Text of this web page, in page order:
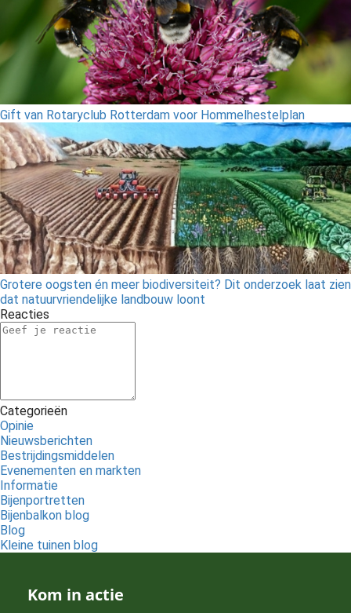
Gift van Rotaryclub Rotterdam voor Hommelhestelplan
Grotere oogsten én meer biodiversiteit? Dit onderzoek laat zien
dat natuurvriendelijke landbouw loont
Reacties
Categorieën
Opinie
Nieuwsberichten
Bestrijdingsmiddelen
Evenementen en markten
Informatie
Bijenportretten
Bijenbalkon blog
Blog
Kleine tuinen blog
Kom in actie